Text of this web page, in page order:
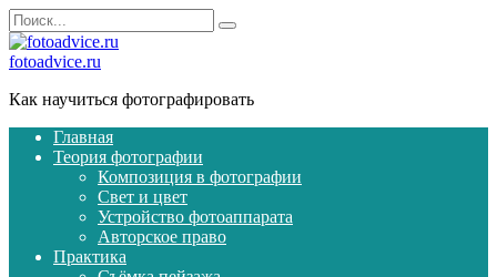
Перейти
к
содержанию
Search
for:
fotoadvice.ru
Как научиться фотографировать
Главная
Теория фотографии
Композиция в фотографии
Свет и цвет
Устройство фотоаппарата
Авторское право
Практика